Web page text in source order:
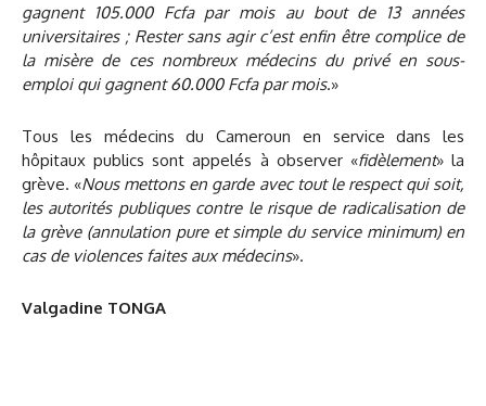
gagnent 105.000 Fcfa par mois au bout de 13 années
universitaires ; Rester sans agir c’est enfin être complice de
la misère de ces nombreux médecins du privé en sous-
emploi qui gagnent 60.000 Fcfa par mois.»
Tous les médecins du Cameroun en service dans les
hôpitaux publics sont appelés à observer «fidèlement» la
grève. «Nous mettons en garde avec tout le respect qui soit,
les autorités publiques contre le risque de radicalisation de
la grève (annulation pure et simple du service minimum) en
cas de violences faites aux médecins».
Valgadine TONGA